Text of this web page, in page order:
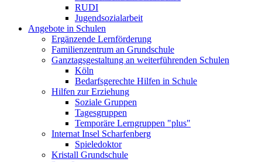
RUDI
Jugendsozialarbeit
Angebote in Schulen
Ergänzende Lernförderung
Familienzentrum an Grundschule
Ganztagsgestaltung an weiterführenden Schulen
Köln
Bedarfsgerechte Hilfen in Schule
Hilfen zur Erziehung
Soziale Gruppen
Tagesgruppen
Temporäre Lerngruppen "plus"
Internat Insel Scharfenberg
Spieledoktor
Kristall Grundschule